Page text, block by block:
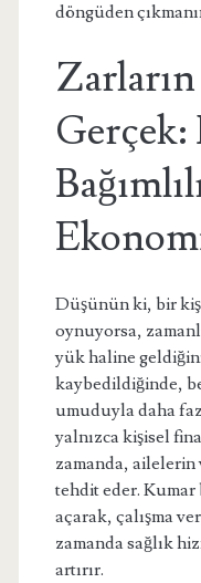
döngüden
Düşünün ki, bir
oynuyorsa,
yük haline
kaybedildiğinde,
umuduyla daha
yalnızca kişisel
zamanda, ailelerin
tehdit eder. Kumar
açarak, çalışma
zamanda sağlık
artırır.